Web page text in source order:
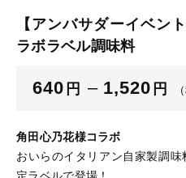
【アンバサダーイベン
ラボラベル調味料
640 円 – 1,520 円
角田心乃花様コラボ
おいらのイタリアン自家製調
お問い合わせ